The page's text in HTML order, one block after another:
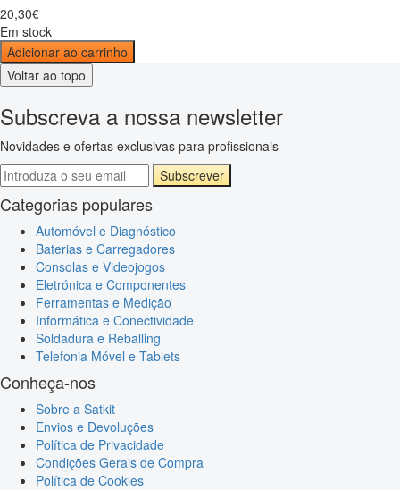
20,30€
Em stock
Adicionar ao carrinho
Voltar ao topo
Subscreva a nossa newsletter
Novidades e ofertas exclusivas para profissionais
Subscrever
Categorias populares
Automóvel e Diagnóstico
Baterias e Carregadores
Consolas e Videojogos
Eletrónica e Componentes
Ferramentas e Medição
Informática e Conectividade
Soldadura e Reballing
Telefonia Móvel e Tablets
Conheça-nos
Sobre a Satkit
Envios e Devoluções
Política de Privacidade
Condições Gerais de Compra
Política de Cookies